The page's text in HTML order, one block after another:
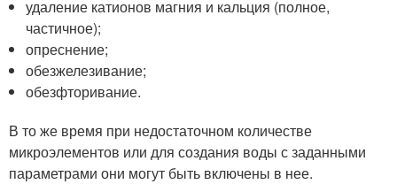
удаление катионов магния и кальция (полное,
частичное);
опреснение;
обезжелезивание;
обезфторивание.
В то же время при недостаточном количестве
микроэлементов или для создания воды с заданными
параметрами они могут быть включены в нее.